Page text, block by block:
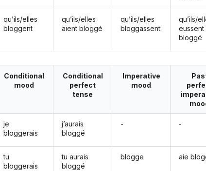
qu’ils/elles
bloggent
qu’ils/elles
aient bloggé
qu’ils/elles
bloggassent
qu’ils/
eussent
bloggé
Conditional
mood
je
bloggerais
tu
bloggerais
Conditional
perfect
tense
j’aurais
bloggé
tu aurais
bloggé
Imperative
mood
-
blogge
-
aie